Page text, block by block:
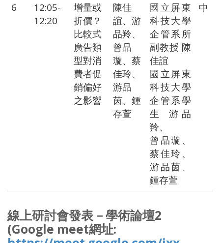
6
12:05-
12:20
增量或
折價？
比較式
廣告類
型對消
費者促
銷偏好
之影響
陳佳
誼、游
品羚、
曾品
璇、蔡
佳玲、
游品
茵、鍾
存萱
國立屏東
科技大學
企管系所
副教授 陳
佳誼
國立屏東
科技大學
企管系學
生 游品
羚、
曾品璇、
蔡佳玲、
游品茵、
鍾存萱
中
線上研討會發表－學術論壇2
(Google meet網址: